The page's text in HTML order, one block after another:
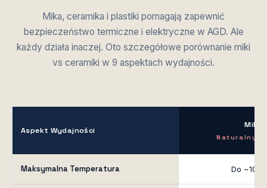
Mika, ceramika i plastiki pomagają zapewnić
bezpieczeństwo termiczne i elektryczne w AGD. Ale
każdy działa inaczej. Oto szczegółowe porównanie miki
vs ceramiki w 9 aspektach wydajności.
Aspekt Wydajności
Mika
Naturalny
Maksymalna Temperatura Do